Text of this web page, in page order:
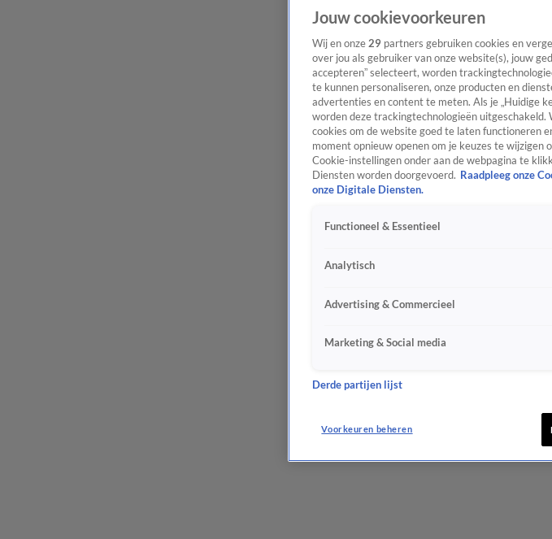
Jouw cookievoorkeuren
Wij en onze 29 partners gebruiken cookies en
over jou als gebruiker van onze website(s), jouw
accepteren” selecteert, worden
te kunnen personaliseren, onze producten en
advertenties en content te meten. Als je „Huidige
worden deze trackingtechnologieën
cookies om de website goed te laten functioneren
moment opnieuw openen om je keuzes te
Cookie-instellingen onder aan de webpagina te
Diensten worden doorgevoerd. Raadpleeg onze
onze Digitale Diensten.
Functioneel & Essentieel
Analytisch
Advertising & Commercieel
Marketing & Social media
Derde partijen lijst
Voorkeuren beheren